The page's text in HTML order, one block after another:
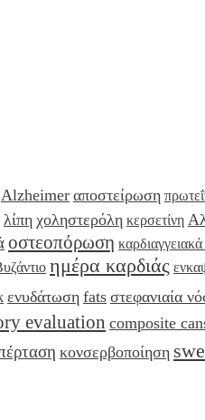
Alzheimer αποστείρωση
λίπη χοληστερόλη κερσετίνη
οστεοπόρωση
ημέρα καρδιάς
ενυδάτωση fats στεφανιαία
evaluation composite
κονσερβοποίηση